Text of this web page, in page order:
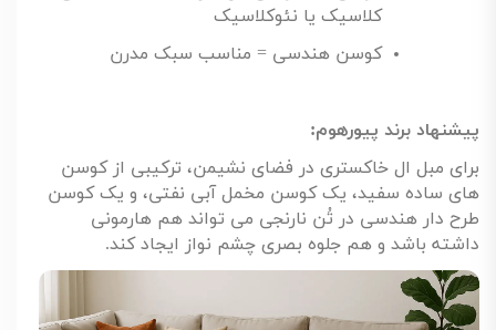
کلاسیک یا نئوکلاسیک
کوسن هندسی = مناسب سبک مدرن
پیشنهاد برند پیورهوم:
برای مبل ال خاکستری در فضای نشیمن، ترکیبی از کوسن
های ساده سفید، یک کوسن مخمل آبی نفتی، و یک کوسن
طرح دار هندسی در تُن نارنجی می تواند هم هارمونی
داشته باشد و هم جلوه بصری چشم نواز ایجاد کند.